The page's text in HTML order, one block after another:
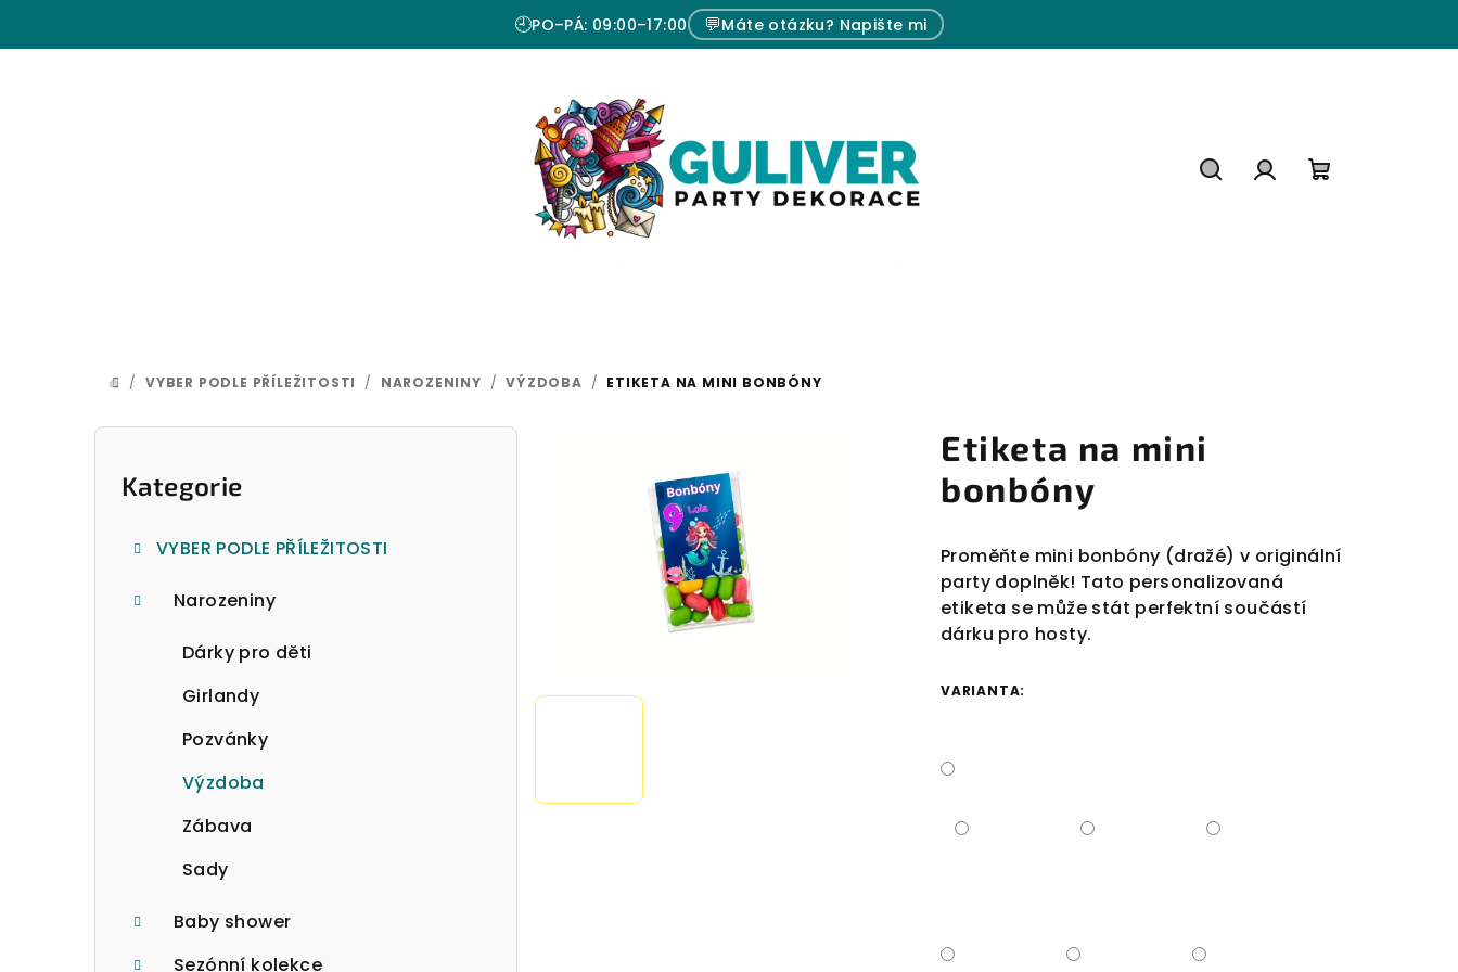
🕘PO–PÁ: 09:00–17:00 💬Máte otázku? Napište mi
DOMŮ
/ VYBER PODLE PŘÍLEŽITOSTI / NAROZENINY / VÝZDOBA / ETIKETA NA MINI BONBÓNY
P
Přeskočit
kategorie
Kategorie
VYBER PODLE PŘÍLEŽITOSTI
Narozeniny
Dárky pro děti
Girlandy
Pozvánky
Výzdoba
Zábava
Sady
Baby shower
Sezónní kolekce
Etiketa na mini
bonbóny
Proměňte mini bonbóny (dražé) v originální
party doplněk! Tato personalizovaná
etiketa se může stát perfektní součástí
dárku pro hosty.
VARIANTA: